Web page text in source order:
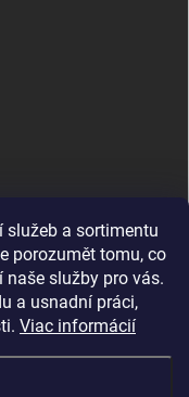
služeb a sortimentu
porozumět tomu, co
naše služby pro vás.
a usnadní práci,
Viac informácií